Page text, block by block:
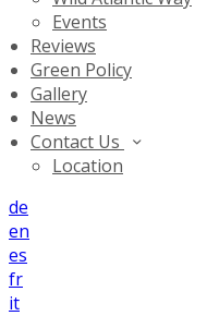
Events
Reviews
Green Policy
Gallery
News
Contact Us
Location
de
en
es
fr
it